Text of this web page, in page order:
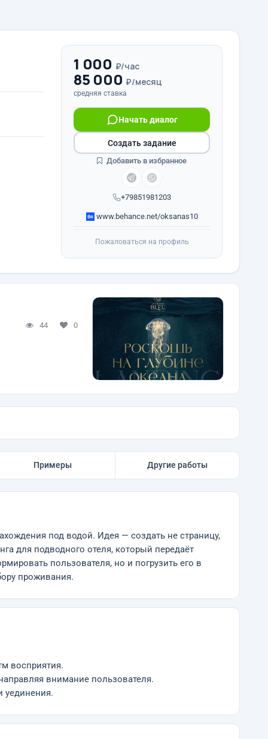
1 000 ₽/час
85 000 ₽/месяц
средняя ставка
+79851981203
Начать диалог
www.behance.net/oksanas10
Создать задание
Добавить в избранное
Пожаловаться на профиль
44 0
Примеры Другие работы
под водой. Идея — создать не страницу,
для подводного отеля, который передаёт
пользователя, но и погрузить его в
проживания.
восприятия.
внимание пользователя.
уединения.